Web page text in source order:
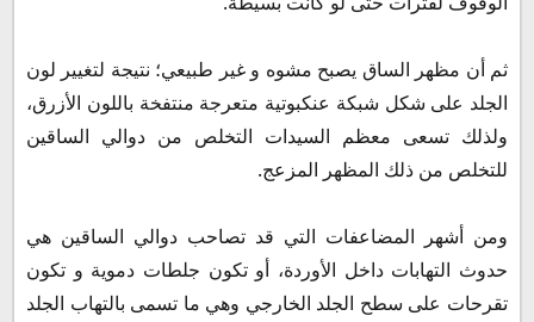
ثم أن مظهر الساق يصبح مشوه و غير طبيعي؛ نتيجة لتغيير لون
الجلد على شكل شبكة عنكبوتية متعرجة منتفخة باللون الأزرق،
ولذلك تسعى معظم السيدات التخلص من دوالي الساقين
للتخلص من ذلك المظهر المزعج.
ومن أشهر المضاعفات التي قد تصاحب دوالي الساقين هي
حدوث التهابات داخل الأوردة، أو تكون جلطات دموية و تكون
تقرحات على سطح الجلد الخارجي وهي ما تسمى بالتهاب الجلد